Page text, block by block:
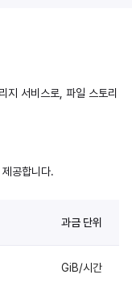
서비스로, 파일 스토리
공합니다.
과금 단위
GiB/시간